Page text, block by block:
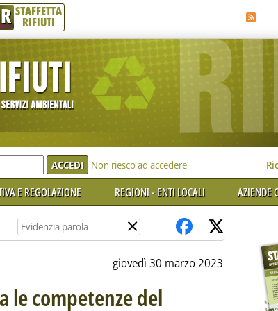
R STAFFETTA
RIFIUTI
Non riesco ad accedere
E REGOLAZIONE REGIONI - ENTI LOCALI AZIENDE
×
giovedì 30 marzo 2023
le competenze del